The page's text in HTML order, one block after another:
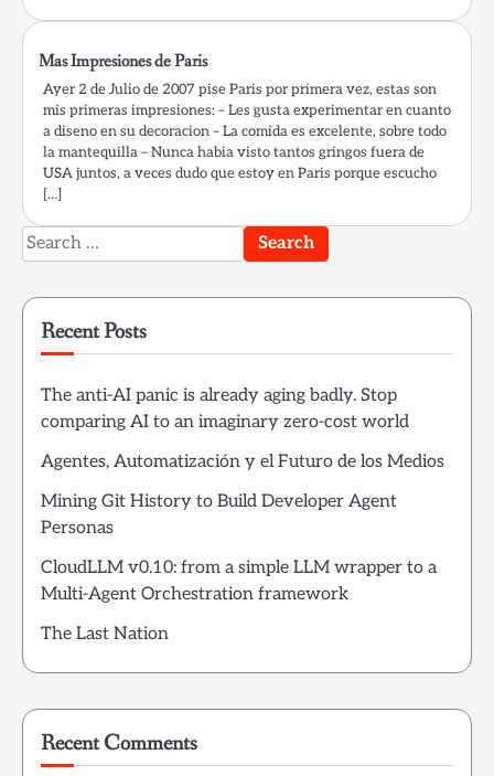
Mas Impresiones de Paris
Ayer 2 de Julio de 2007 pise Paris por primera vez, estas son
mis primeras impresiones: – Les gusta experimentar en cuanto
a diseno en su decoracion – La comida es excelente, sobre todo
la mantequilla – Nunca habia visto tantos gringos fuera de
USA juntos, a veces dudo que estoy en Paris porque escucho
[…]
Search
for:
Recent Posts
The anti-AI panic is already aging badly. Stop
comparing AI to an imaginary zero-cost world
Agentes, Automatización y el Futuro de los Medios
Mining Git History to Build Developer Agent
Personas
CloudLLM v0.10: from a simple LLM wrapper to a
Multi-Agent Orchestration framework
The Last Nation
Recent Comments